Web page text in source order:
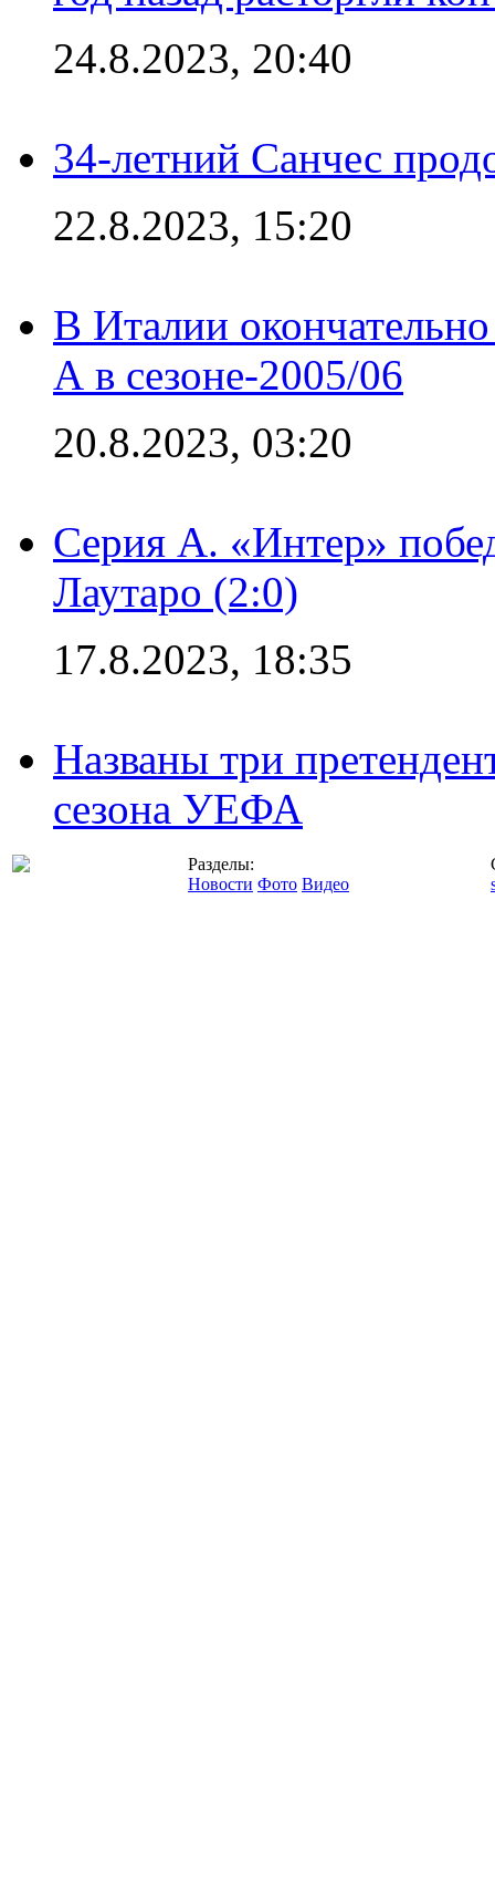
24.8.2023, 20:40
34-летний Санчес
22.8.2023, 15:20
В Италии
А в сезоне-2005/06
20.8.2023, 03:20
Серия А. «Интер»
Лаутаро (2:0)
17.8.2023, 18:35
Названы три
сезона УЕФА
Разделы:
Новости Фото Видео